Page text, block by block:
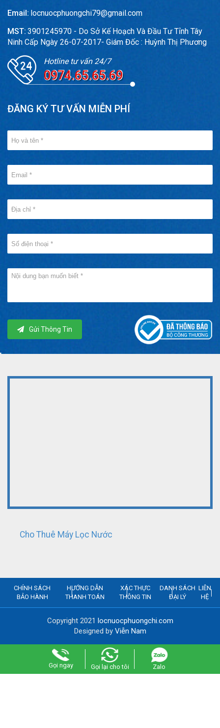
Email: locnuocphuongchi79@gmail.com
MST: 3901245970 - Do Sở Kế Hoạch Và Đầu Tư Tỉnh Tây
Ninh Cấp Ngày 26-07-2017- Giám Đốc : Huỳnh Thị Phương
Hotline tư vấn 24/7
0974.65.65.69
ĐĂNG KÝ TƯ VẤN MIỄN PHÍ
Gửi Thông Tin
Cho Thuê Máy Lọc Nước
CHÍNH SÁCH
BẢO HÀNH
HƯỚNG DẪN
THANH TOÁN
XÁC THỰC
THÔNG TIN
DANH SÁCH
ĐẠI LÝ
LIÊN
HỆ
Copyright 2021 locnuocphuongchi.com
Designed by Viễn Nam
Gọi ngay Gọi lại cho tôi Zalo